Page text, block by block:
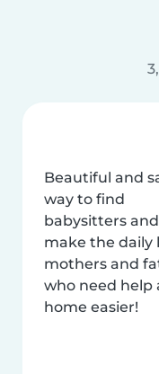
Beautiful and
way to find
babysitters and
make the daily
mothers and
who need help
home easier!